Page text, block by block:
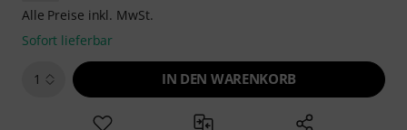
Alle Preise inkl. MwSt.
Sofort lieferbar
1 IN DEN WARENKORB